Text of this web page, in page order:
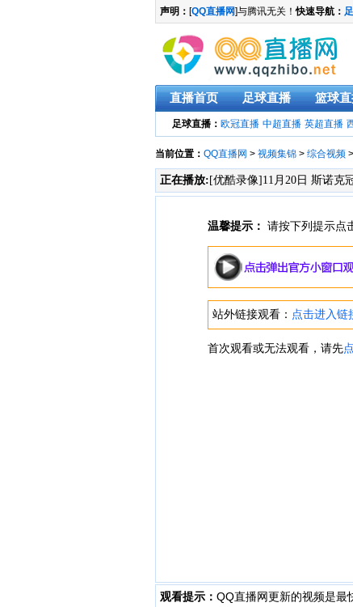
声明： [QQ直播网]与腾讯无关！快速导航：
直播首页 足球直播 篮球
足球直播： 欧冠直播 中超直播 英超直播
当前位置： QQ直播网 > 视频集锦 > 综合视频 >
正在播放: [优酷录像]11月20日 斯诺克
观看提示： QQ直播网更新的视频是最